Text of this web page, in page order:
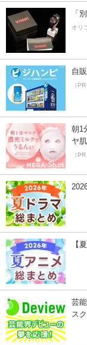
「
オリ
自
（
朝1
ヤ肌
（
【
芸
ス